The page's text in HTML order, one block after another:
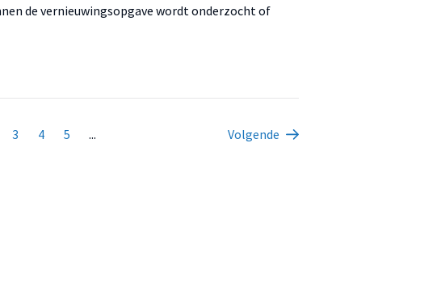
de vernieuwingsopgave wordt onderzocht of
3 4 5 ... Volgende